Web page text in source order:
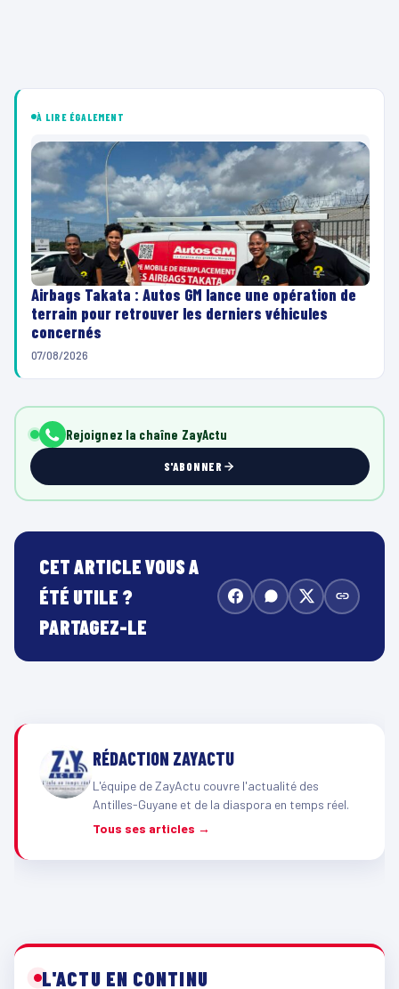
À LIRE ÉGALEMENT
Airbags Takata : Autos GM lance une opération de
terrain pour retrouver les derniers véhicules
concernés
07/08/2026
Rejoignez la chaîne ZayActu
S'ABONNER
CET ARTICLE VOUS A
ÉTÉ UTILE ?
PARTAGEZ-LE
RÉDACTION ZAYACTU
L'équipe de ZayActu couvre l'actualité des
Antilles-Guyane et de la diaspora en temps réel.
Tous ses articles →
L'ACTU EN CONTINU